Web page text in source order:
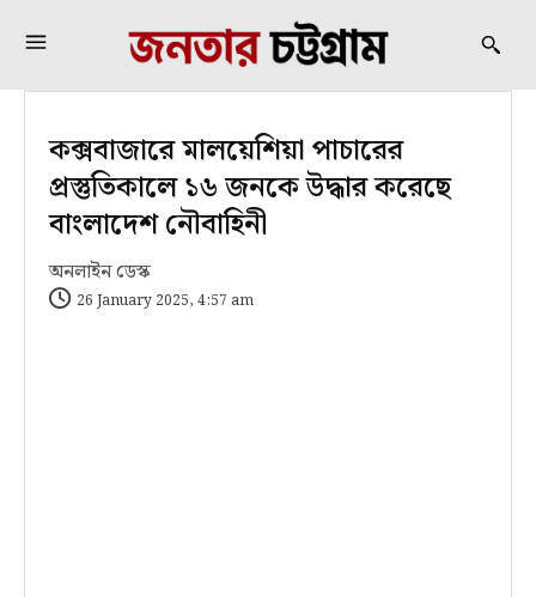
কক্সবাজারে মালয়েশিয়া পাচারের
প্রস্তুতিকালে ১৬ জনকে উদ্ধার করেছে
বাংলাদেশ নৌবাহিনী
অনলাইন ডেস্ক
26 January 2025, 4:57 am